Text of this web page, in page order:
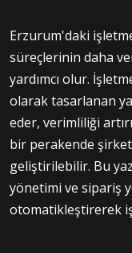
Erzurum'daki
süreçlerinin daha
yardımcı olur.
olarak tasarlanan
eder, verimliliği
bir perakende
geliştirilebilir. Bu
yönetimi ve sipariş
otomatikleştirerek